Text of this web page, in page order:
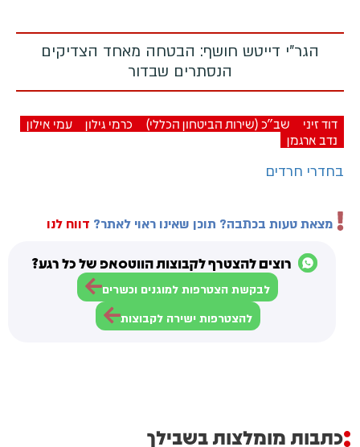
הגר"י דייטש חושף: הבטחה מאחד הצדיקים
הנסתרים שבדור
דוד זיני שב"כ (שירות הביטחון הכללי) כרמי גילון
עמי אילון
נדב ארגמן
בחדרי חרדים
מצאת טעות בכתבה? תוכן שאינו ראוי לאתר? דווח לנו
רוצים להצטרף לקבוצות הווטסאפ של כל רגע?
לבקשת הצטרפות למוגנים וכשרים
להצטרפות ישירה לקבוצות
כתבות מומלצות בשבילך